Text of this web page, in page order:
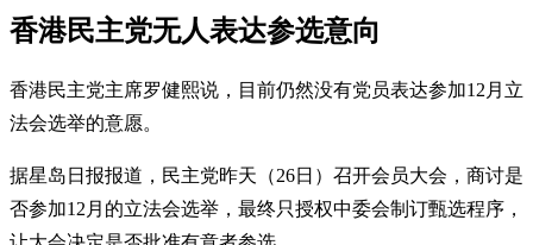
香港民主党无人表达参选意向
香港民主党主席罗健熙说，目前仍然没有党员表达参加12月立
法会选举的意愿。
据星岛日报报道，民主党昨天（26日）召开会员大会，商讨是
否参加12月的立法会选举，最终只授权中委会制订甄选程序，